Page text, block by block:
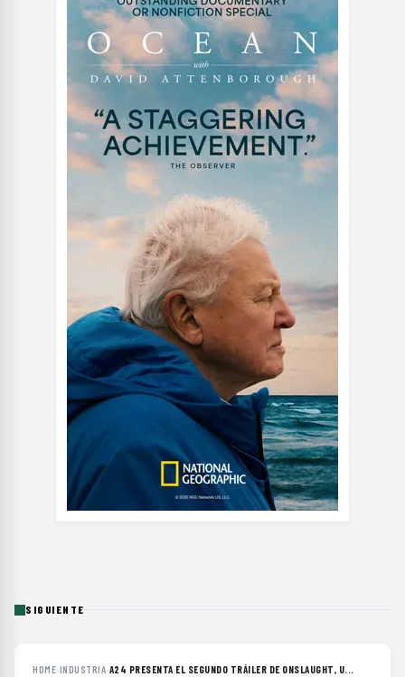
SIGUIENTE
HOME›INDUSTRIA›A24 PRESENTA EL SEGUNDO TRÁILER DE ONSLAUGHT, U...